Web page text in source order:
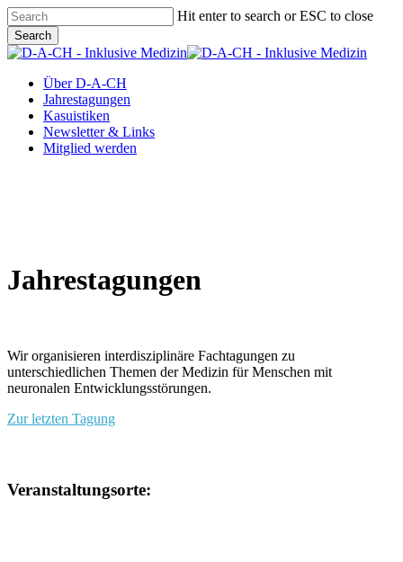
Skip
to
main
content
Hit enter to search or ESC to close
Search
Close
Menu
Über D-A-CH
Jahrestagungen
Kasuistiken
Newsletter & Links
Mitglied werden
Jahrestagungen
Wir organisieren interdisziplinäre Fachtagungen zu
unterschiedlichen Themen der Medizin für Menschen mit
neuronalen Entwicklungsstörungen.
Zur letzten Tagung
Veranstaltungsorte: